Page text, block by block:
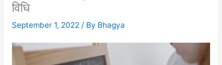
विधि
September 1, 2022 / By Bhagya